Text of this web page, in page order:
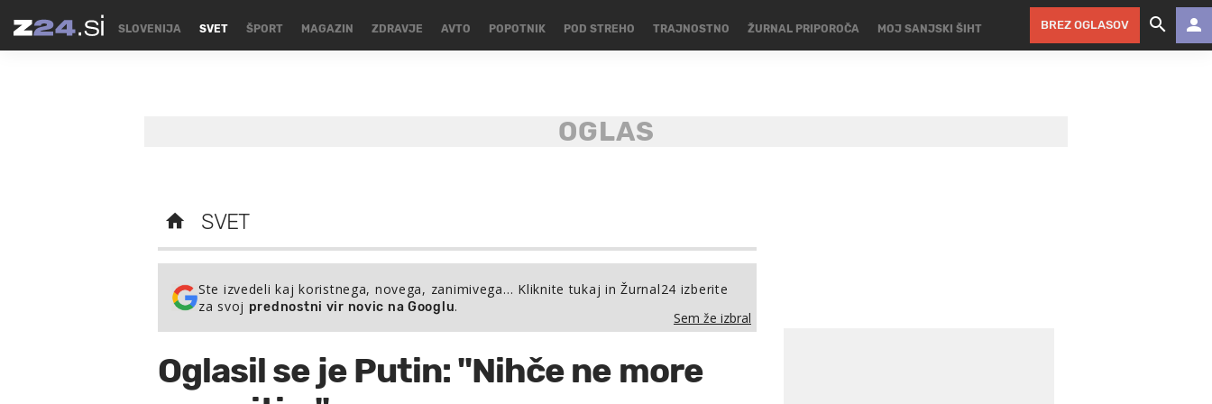
SLOVENIJA SVET ŠPORT MAGAZIN ZDRAVJE AVTO POPOTNIK POD STREHO TRAJNOSTNO ŽURNAL PRIPOROČA MOJ SANJSKI ŠIHT BREZ OGLASOV
SVET
Ste izvedeli kaj koristnega, novega, zanimivega… Kliknite tukaj in Žurnal24 izberite
za svoj prednostni vir novic na Googlu.
Sem že izbral
Oglasil se je Putin: "Nihče ne more